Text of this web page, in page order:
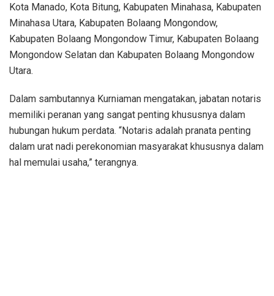
Kota Manado, Kota Bitung, Kabupaten Minahasa, Kabupaten
Minahasa Utara, Kabupaten Bolaang Mongondow,
Kabupaten Bolaang Mongondow Timur, Kabupaten Bolaang
Mongondow Selatan dan Kabupaten Bolaang Mongondow
Utara.
Dalam sambutannya Kurniaman mengatakan, jabatan notaris
memiliki peranan yang sangat penting khususnya dalam
hubungan hukum perdata. “Notaris adalah pranata penting
dalam urat nadi perekonomian masyarakat khususnya dalam
hal memulai usaha,” terangnya.